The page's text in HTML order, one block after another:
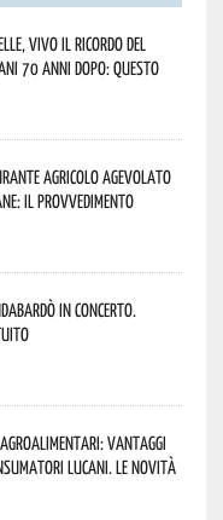
vivo il ricordo del
70 anni dopo: questo
agricolo agevolato
il provvedimento
in concerto.
vantaggi
lucani. Le novità